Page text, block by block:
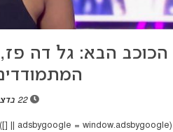
הכוכב הבא: גל דה פז,
22 בדצמבר 2025